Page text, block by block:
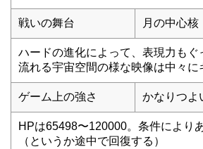
戦いの舞台 月の中心核
ハードの進化によって、表現力もぐ
流れる宇宙空間の様な映像は中々に
ゲーム上の強さ かなりつよ
HPは65498〜120000。条件により
（というか途中で回復する）